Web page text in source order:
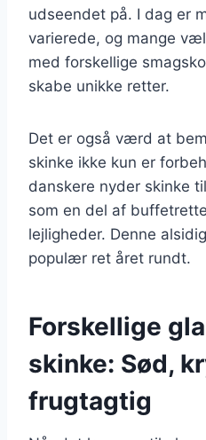
udseendet på. I dag er
varierede, og mange
med forskellige
skabe unikke retter.
Det er også værd at
skinke ikke kun er
danskere nyder skinke
som en del af
lejligheder. Denne
populær ret året rundt.
Forskellige
skinke: Sød,
frugtagtig